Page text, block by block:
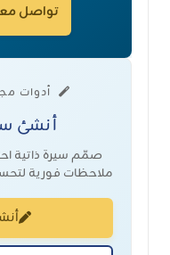
تواصل
أدوات
أنشئ
صمّم سيرة ذاتية
ملاحظات فورية